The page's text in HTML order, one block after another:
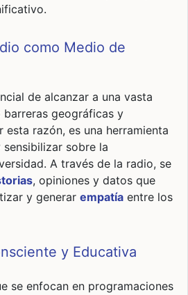
de alcanzar a una vasta
geográficas y
esta razón, es una herramienta
sobre la
A través de la radio, se
, opiniones y datos que
y generar empatía entre los
y Educativa
se enfocan en programaciones